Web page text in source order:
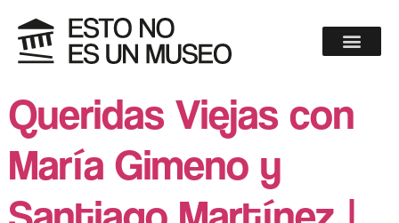
Queridas Viejas con
María Gimeno y